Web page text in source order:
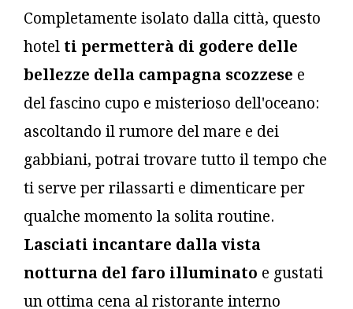
Completamente isolato dalla città, questo
hotel ti permetterà di godere delle
bellezze della campagna scozzese e
del fascino cupo e misterioso dell'oceano:
ascoltando il rumore del mare e dei
gabbiani, potrai trovare tutto il tempo che
ti serve per rilassarti e dimenticare per
qualche momento la solita routine.
Lasciati incantare dalla vista
notturna del faro illuminato e gustati
un ottima cena al ristorante interno